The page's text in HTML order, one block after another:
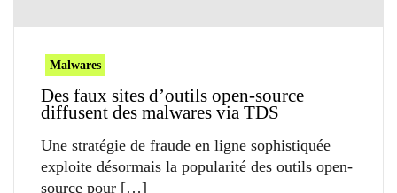
Malwares
Des faux sites d’outils open-source
diffusent des malwares via TDS
Une stratégie de fraude en ligne sophistiquée
exploite désormais la popularité des outils open-
source pour